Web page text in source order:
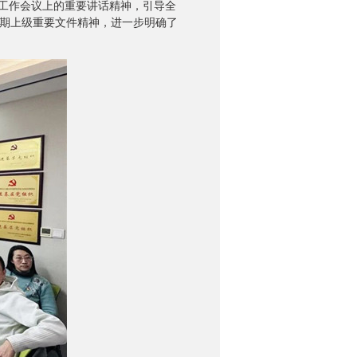
会议上的重要讲话精神，引导全
上级重要文件精神，进一步明确了